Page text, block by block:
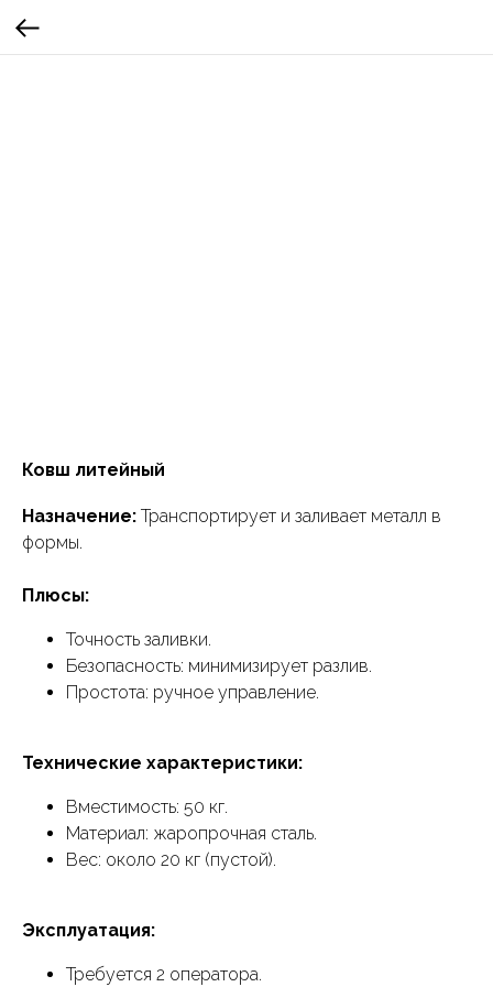
Ковш литейный
Назначение: Транспортирует и заливает металл в
формы.
Плюсы:
Точность заливки.
Безопасность: минимизирует разлив.
Простота: ручное управление.
Технические характеристики:
Вместимость: 50 кг.
Материал: жаропрочная сталь.
Вес: около 20 кг (пустой).
Эксплуатация:
Требуется 2 оператора.